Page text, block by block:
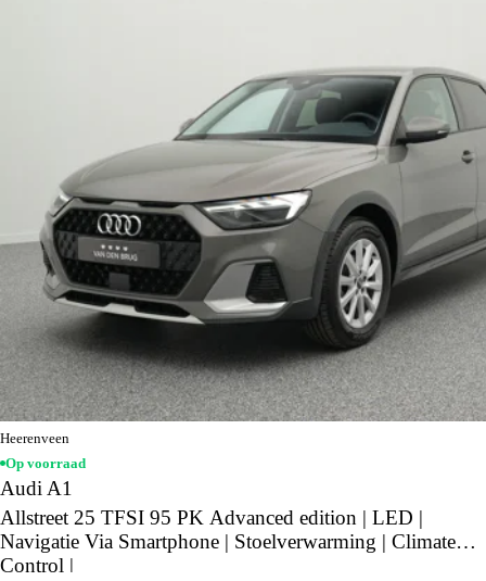
Heerenveen
Op voorraad
Audi A1
Allstreet 25 TFSI 95 PK Advanced edition | LED |
Navigatie Via Smartphone | Stoelverwarming | Climate
Control |